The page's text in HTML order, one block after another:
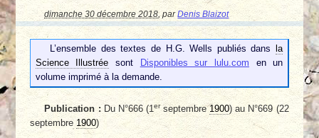
dimanche 30 décembre 2018,parDenis Blaizot
L’ensemble des textes de H.G. Wells publiés dans
la
Science Illustrée sont Disponibles sur lulu.com en un
volume imprimé à la demande.
Publication :Du N°666 (1 erseptembre1900) au N°669 (22
septembre1900)